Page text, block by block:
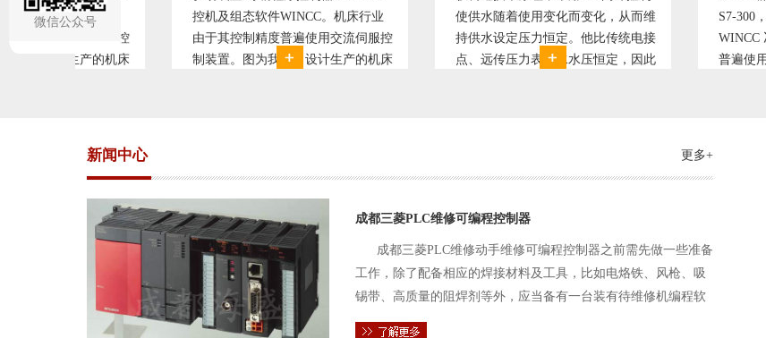
控机及组态软件WINCC。机床行业
由于其控制精度普遍使用交流伺服控
制装置。图为我公司设计生产的机床
使供水随着使用变化而变化，从而维
持供水设定压力恒定。他比传统电接
点、远传压力表供水水压恒定，因此
S7-300，S7-400/工控机及组态软件
WINCC 冶金行业由于其控制复杂性
普遍使用直流驱动装置，图为我公司
新闻中心 更多+
成都三菱PLC维修可编程控制器
成都三菱PLC维修动手维修可编程控制器之前需先做一些准备
工作，除了配备相应的焊接材料及工具，比如电烙铁、风枪、吸
锡带、高质量的阻焊剂等外，应当备有一台装有待维修机编程软
件的电路及通信电缆。这一是由于待修机常常是从工作系统中拆
微信公众号